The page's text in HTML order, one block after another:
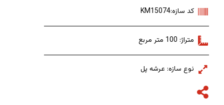
کد سازه:KM15074
متراژ: 100 متر مربع
نوع سازه: عرشه پل